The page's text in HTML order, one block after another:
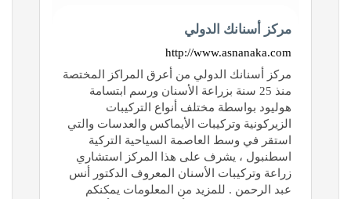
مركز أسنانك الدولي
http://www.asnanaka.com
مركز أسنانك الدولي من أعرق المراكز المختصة
منذ 25 سنة بزراعة الأسنان ورسم ابتسامة
هوليود بواسطة مختلف أنواع التركيبات
الزيركونية وتركيبات الأيماكس والعدسات والتي
استقر في وسط العاصمة السياحية التركية
اسطنبول ، يشرف على هذا المركز استشاري
زراعة وتركيبات الأسنان المعروف الدكتور أنس
عبد الرحمن . للمزيد من المعلومات يمكنكم